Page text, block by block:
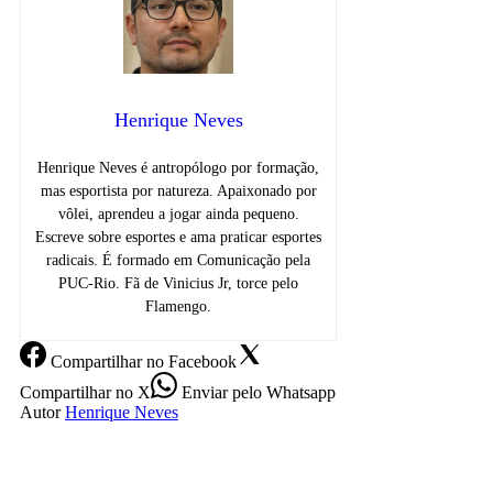
Henrique Neves
Henrique Neves é antropólogo por formação,
mas esportista por natureza. Apaixonado por
vôlei, aprendeu a jogar ainda pequeno.
Escreve sobre esportes e ama praticar esportes
radicais. É formado em Comunicação pela
PUC-Rio. Fã de Vinicius Jr, torce pelo
Flamengo.
Compartilharno Facebook
Compartilharno X Enviarpelo Whatsapp
Autor Henrique Neves